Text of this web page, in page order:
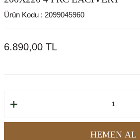
Ürün Kodu : 2099045960
6.890,00 TL
HEMEN AL